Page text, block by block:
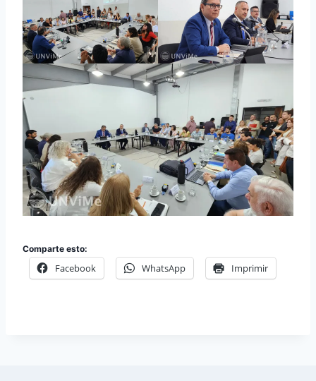
Comparte esto:
Facebook WhatsApp Imprimir